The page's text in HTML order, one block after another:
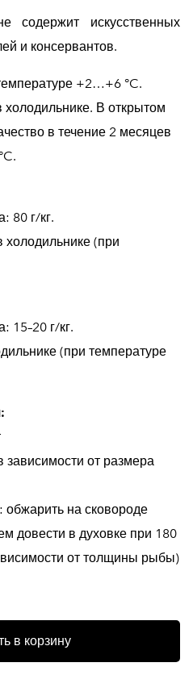
содержит искусственных
и консервантов.
+2…+6 °C.
холодильнике. В открытом
в течение 2 месяцев
80 г/кг.
холодильнике (при
15–20 г/кг.
(при температуре
зависимости от размера
на сковороде
довести в духовке при 180
от толщины рыбы)
в корзину